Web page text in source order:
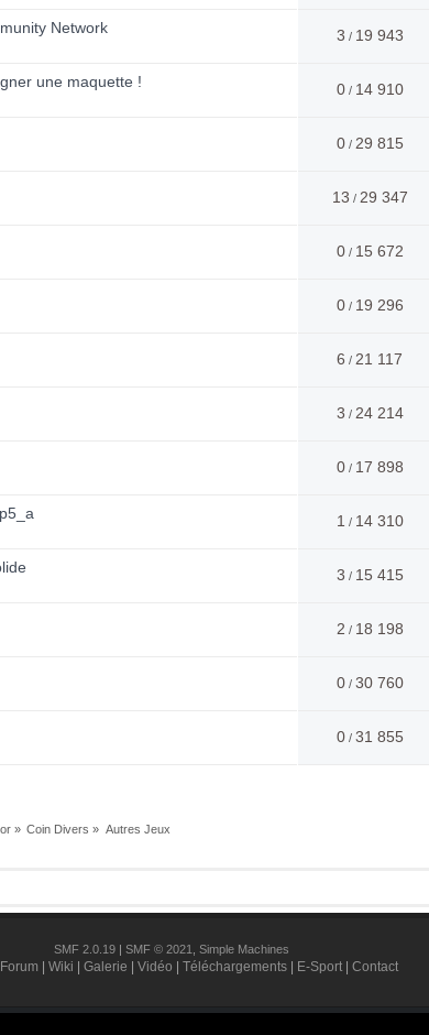
Network 3 / 19 943
une maquette ! 0/ 14 910
0/ 29 815
13 / 29 347
0/ 15 672
0/ 19 296
6 / 21 117
3 / 24 214
0/ 17 898
1 / 14 310
3 / 15 415
2 / 18 198
0/ 30 760
0/ 31 855
» Coin Divers » Autres Jeux
SMF 2.0.19 | SMF © 2021 Simple Machines
Forum | Wiki | Galerie | Vidéo | Téléchargements| E-Sport| Contact